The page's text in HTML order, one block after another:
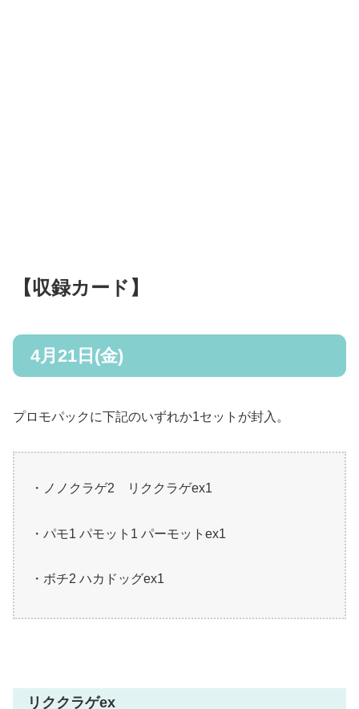
【収録カード】
4月21日(金)
プロモパックに下記のいずれか1セットが封入。
・ノノクラゲ2 リククラゲex1
・パモ1 パモット1 パーモットex1
・ボチ2 ハカドッグex1
リククラゲex